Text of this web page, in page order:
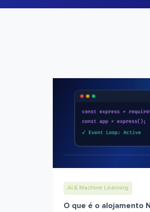
AI & Machine Learning
O que é o alojamento